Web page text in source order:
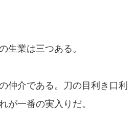
生業は三つある。
仲介である。刀の目利き口利
が一番の実入りだ。